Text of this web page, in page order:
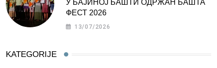
У БАЈИНОЈ БАШТИ ОДРЖАН БАШТА
ФЕСТ 2026
13/07/2026
KATEGORIJE